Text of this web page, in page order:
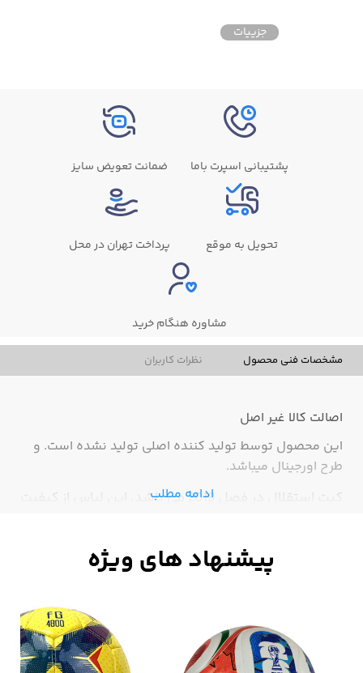
جزییات
پشتیبانی اسپرت باما ضمانت تعویض سایز
تحویل به موقع پرداخت تهران در محل
مشاوره هنگام خرید
مشخصات فنی محصول نظرات کاربران
اصالت کالا غیر اصل
این محصول توسط تولید کننده اصلی تولید نشده است. و
طرح اورجینال میباشد.
کیت استقلال در فصل 2019 می باشد، این لباس از کیفیت
ادامه مطلب